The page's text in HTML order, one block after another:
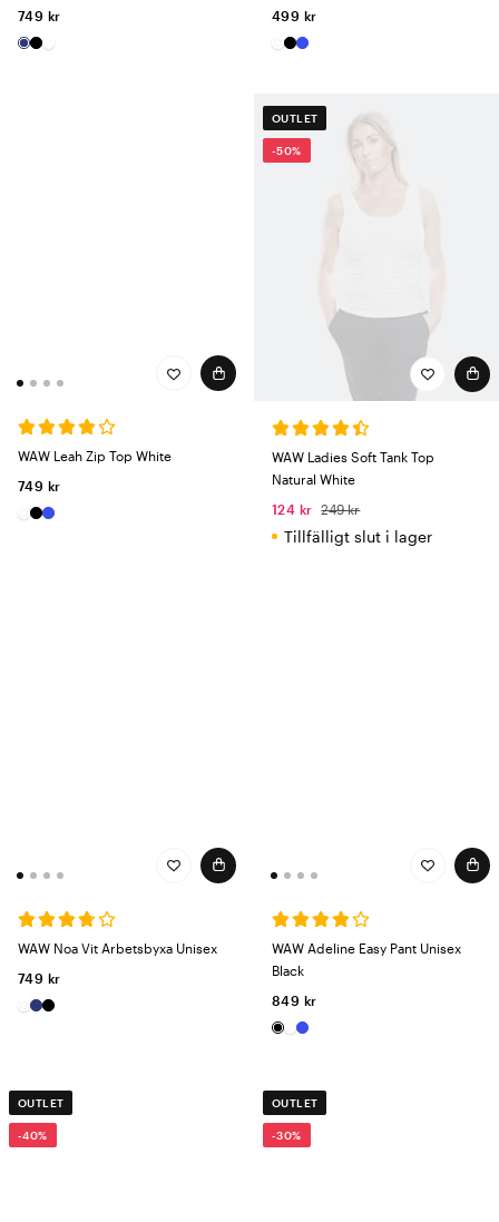
749 kr 499 kr
WAW Leah Zip Top White
749 kr
OUTLET
-50%
WAW Ladies Soft Tank Top
Natural White
124 kr
249 kr
Tillfälligt slut i lager
WAW Noa Vit Arbetsbyxa Unisex
749 kr
WAW Adeline Easy Pant Unisex
Black
849 kr
OUTLET
-40%
OUTLET
-30%